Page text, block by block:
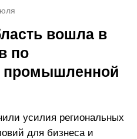
вошла в
по
промышленной
усилия региональных
для бизнеса и